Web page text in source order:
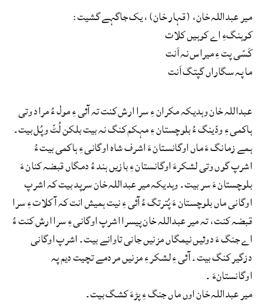
میر عبداللہ خان، (قہار خان)، یک جاگہے گشیت:
کوہنگءِ اے کوہیں کلات
کَسّی پت ءِ میراس نہ اَنت
ما پہ سگاراں گپتگ اَنت
عبداللہ خان وہدیکہ مکران ءِ سرا ارش کنت تہ آئی ءِ مول ءُ مراد وتی
ہاکمی ءِ ودّینگ ءُ بلوچستان ءِ مہکم کنگ نہ بیت بلکن لُٹّ و پُل بیت۔
ہمے زمانگ ءَ ماں اوگانستان ءَ اشرف شاہ اوگانی ءِ ہاکمی بیت ءُ
اشرپ گوں وتی لشکرءَ اوگانستان ءِ بازیں ہند ءُ دمگاں قبضہ کنان ءَ
بلوچستان ءَ سر بیت۔ وہدیکہ میر عبداللہ خان سرپد بیت کہ اشرپ
اوگانی ماں بلوچستان ءَ پُترتگ ءُ آئی ءِ نیت ہمیش انت کہ آ کلات ءِ سرا
قبضہ کنت، تہ میر عبداللہ خان پیسرا اشرپ اوگانی ءِ سرا ارش کنت ءُ
اے جنگ ءَ دوئیں نیمگاں مزنیں جانی تاوانے بیت۔ اشرپ اوگانی
دزگیر کنگ بیت۔ آئی ءِ لشکر ءِ مزنیں مردمے تچیت دیم پہ
اوگانستانءَ ۔
میر عبداللہ خان اوں ماں جنگ ءِ پڑءَ کشگ بیت۔